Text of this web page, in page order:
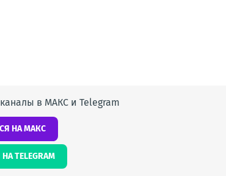
в МАКС и Telegram
НА МАКС
TELEGRAM